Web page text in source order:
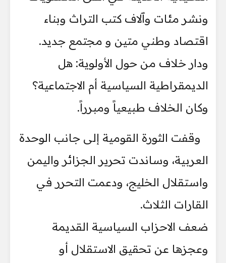
ونشر مئات وٱلاف كتب التراث وبناء
اقتصاد وطني متين و مجتمع جديد.
ودار خلاف من حول الأولوية: هل
الديمقراطية السياسية أم الاجتماعية؟
وكان الخلاف طبيعياً ومبرراً.
وقفت الثورة القومية إلى جانب الوحدة
العربية، وساندت تحرير الجزائر واليمن
واستقلال الخليج، ودعمت التحرر في
القارات الثلاث.
ضعف الاحزاب السياسية القديمة
وعجزها عن تحقيق الاستقلال أو